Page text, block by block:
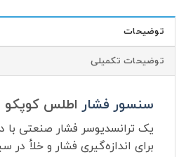
توضیحات
توضیحات تکمیلی
سنسور فشار اطلس کوپکو
یک ترانسدیوسر فشار صنعتی با
برای اندازه‌گیری فشار و خلأ